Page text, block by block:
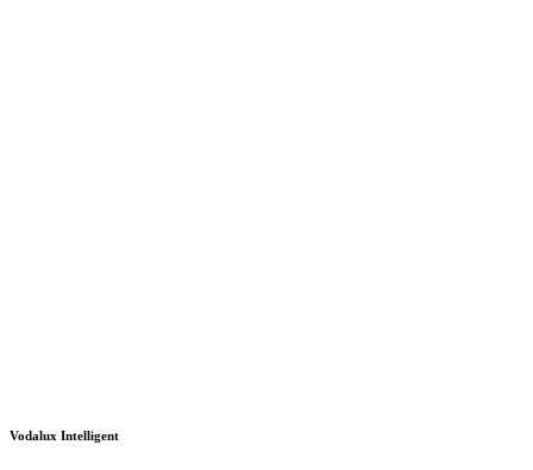
Vodalux Intelligent